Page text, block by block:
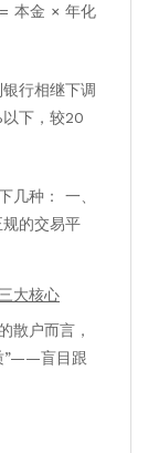
本金 × 年化
行相继下调
下，较20
几种： 一、
的交易平
大核心
散户而言，
”——盲目跟